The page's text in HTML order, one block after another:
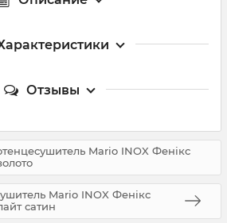
Отзывы
Mario INOX Фенікс
Mario INOX Фенікс
сатин